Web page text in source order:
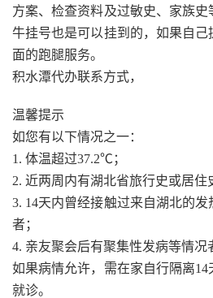
方案、检查资料及过敏史、家族
牛挂号也是可以挂到的，如果自
面的跑腿服务。
积水潭代办联系方式，
温馨提示
如您有以下情况之一：
1. 体温超过37.2℃；
2. 近两周内有湖北省旅行史或居住
3. 14天内曾经接触过来自湖北的
者；
4. 亲友聚会后有聚集性发病等情况
如果病情允许，需在家自行隔离
就诊。